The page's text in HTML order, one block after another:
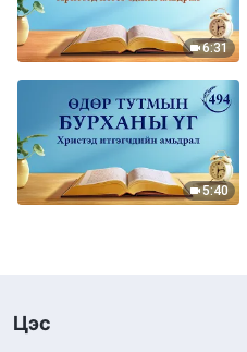
6:31
5:40
Цэс